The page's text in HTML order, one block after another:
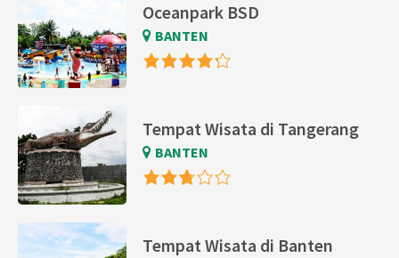
Oceanpark BSD
BANTEN
Tempat Wisata di Tangerang
BANTEN
Tempat Wisata di Banten